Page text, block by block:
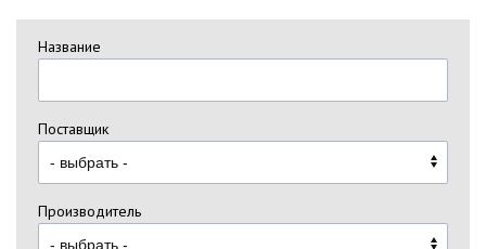
Название
Поставщик
Производитель